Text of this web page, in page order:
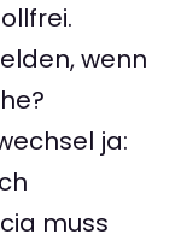
wenn
ja:
muss